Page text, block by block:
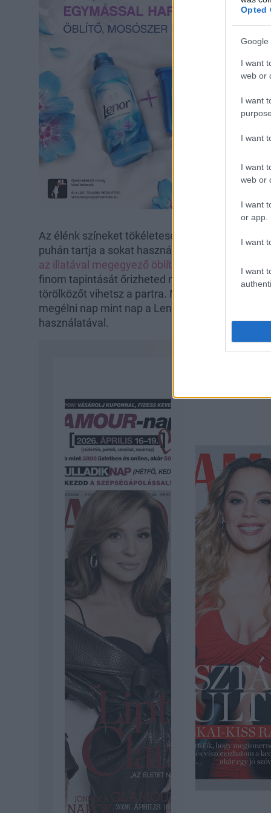
Opted
Google
I want
web or
I want
I want
I want
web or
I want
or app.
I want
I want
Az élénk színeket tökéletesen megóvó Lenor
puhán tartja a sokat használt textileket.
A
az illatával megegyező öblítőt és illatgyöngyöt!
finom tapintását őrizheted meg, de a
törölközőt vihetsz a partra. Most hihetetlenül
megélni nap mint nap a Lenor kollekció
használatával.